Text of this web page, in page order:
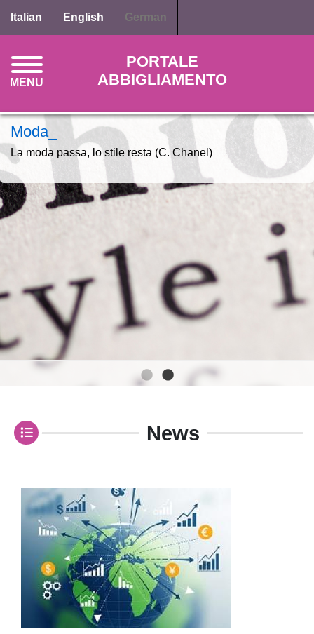
Italian English German
PORTALE
ABBIGLIAMENTO
MENU
Moda_
La moda passa, lo stile resta (C. Chanel)
1 2
News